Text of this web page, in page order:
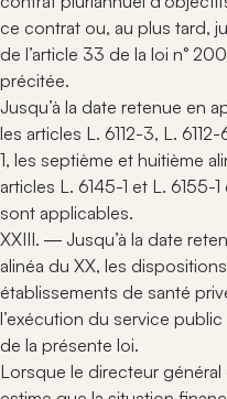
ce contrat ou, au plus tard,
de l’article 33 de la loi n°
précitée.
Jusqu’à la date retenue en
les articles L. 6112-3, L.
1, les septième et huitième
articles L. 6145-1 et L.
sont applicables.
XXIII. ― Jusqu’à la date
alinéa du XX, les
établissements de santé
l’exécution du service
de la présente loi.
Lorsque le directeur général